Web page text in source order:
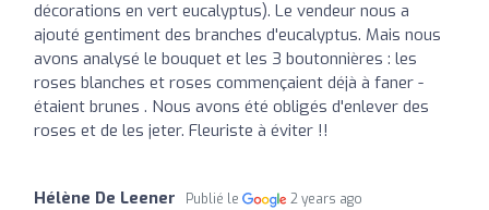
décorations en vert eucalyptus). Le vendeur nous a
ajouté gentiment des branches d'eucalyptus. Mais nous
avons analysé le bouquet et les 3 boutonnières : les
roses blanches et roses commençaient déjà à faner -
étaient brunes . Nous avons été obligés d'enlever des
roses et de les jeter. Fleuriste à éviter !!
Hélène De Leener Publié le 2 years ago